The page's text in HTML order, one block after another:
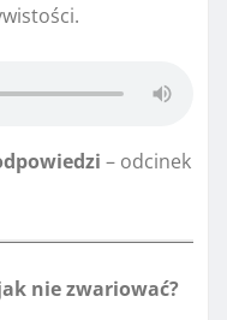
– odcinek
nie zwariować?